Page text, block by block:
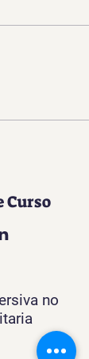
Curso
no